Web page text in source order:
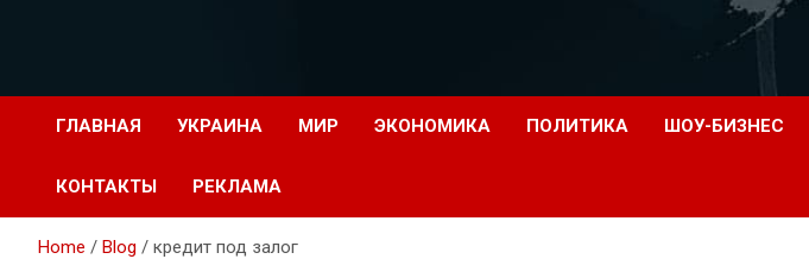
ГЛАВНАЯ УКРАИНА МИР ЭКОНОМИКА ПОЛИТИКА ШОУ-БИЗНЕС
КОНТАКТЫ РЕКЛАМА
Home Blog кредит под залог